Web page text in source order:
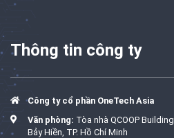
Thông tin công ty
Công ty cổ phần OneTech Asia
Văn phòng: Tòa nhà QCOOP
Bảy Hiền, TP. Hồ Chí Minh